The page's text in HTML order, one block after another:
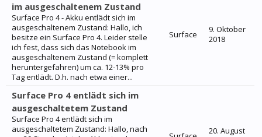
im ausgeschaltenem Zustand
Surface Pro 4 - Akku entlädt sich im
ausgeschaltenem Zustand: Hallo, ich
besitze ein Surface Pro 4. Leider stelle
ich fest, dass sich das Notebook im
ausgeschaltenem Zustand (= komplett
heruntergefahren) um ca. 12-13% pro
Tag entlädt. D.h. nach etwa einer...
Surface
9. Oktober
2018
Surface Pro 4 entlädt sich im
ausgeschaltetem Zustand
Surface Pro 4 entlädt sich im
ausgeschaltetem Zustand: Hallo, nach
20. August